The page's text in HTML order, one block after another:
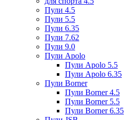
Пули 4.5
Пули 5.5
Пули 6.35
Пули 7.62
Пули 9.0
Пули Apolo
Пули Apolo 5.5
Пули Apolo 6.35
Пули Borner
Пули Borner 4.5
Пули Borner 5.5
Пули Borner 6.35